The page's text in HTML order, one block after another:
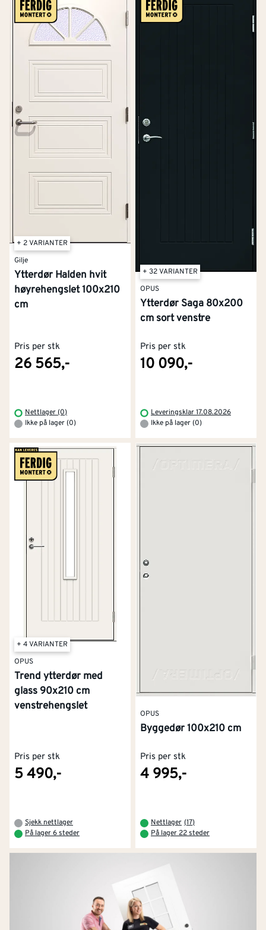
til avfallsdeponiet.
Det er også mulig å bestille montering av
til døren.
+ 2 VARIANTER
Gilje
Ytterdør Halden hvit
høyrehengslet 100x210
cm
Pris per stk
26 565,-
Nettlager (0)
Ikke på lager (0)
+ 32 VARIANTER
OPUS
Ytterdør Saga 80x200
cm sort venstre
Pris per stk
10 090,-
Leveringsklar 17.08.2026
Ikke på lager (0)
+ 4 VARIANTER
OPUS
Trend ytterdør med
glass 90x210 cm
venstrehengslet
Pris per stk
5 490,-
Sjekk nettlager
På lager 6 steder
OPUS
Byggedør 100x210 cm
Pris per stk
4 995,-
Nettlager (17)
På lager 22 steder